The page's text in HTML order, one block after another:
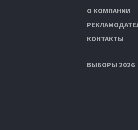
О КОМПАНИИ
КОНТАКТЫ
ВЫБОРЫ 2026